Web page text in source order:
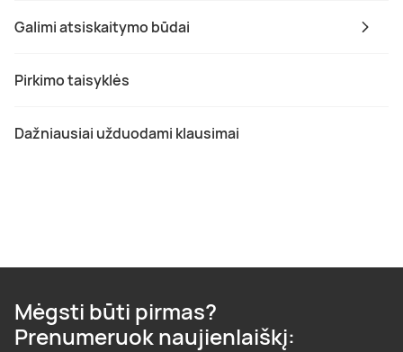
Galimi atsiskaitymo būdai
Pirkimo taisyklės
Dažniausiai užduodami klausimai
Mėgsti būti pirmas?
Prenumeruok naujienlaiškį: